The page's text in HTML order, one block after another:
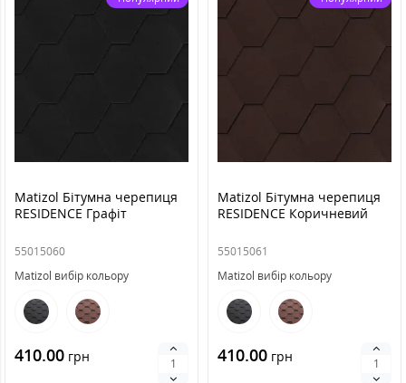
Matizol Бітумна черепиця
RESIDENCE Графіт
55015060
Matizol вибір кольору
410.00 грн
Matizol Бітумна черепиця
RESIDENCE Коричневий
55015061
Matizol вибір кольору
410.00 грн